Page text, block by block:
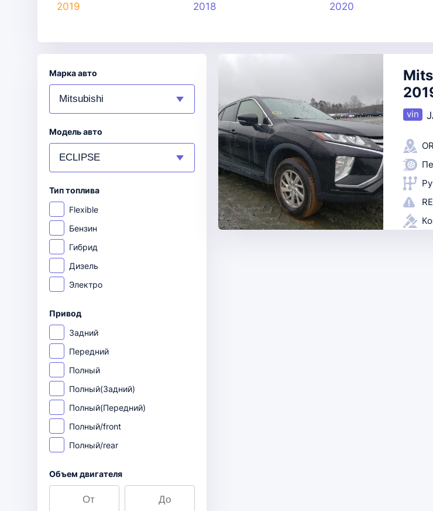
2019 2018 2020
Марка авто
Модель авто
Тип топлива
Flexible
Бензин
Гибрид
Дизель
Электро
Привод
Задний
Передний
Полный
Полный(Задний)
Полный(Передний)
Полный/front
Полный/rear
Объем двигателя